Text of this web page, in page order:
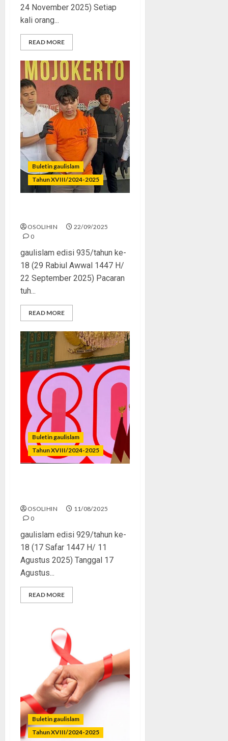
24 November 2025) Setiap
kali orang...
READ MORE
Buletin gaulislam
Tahun XVIII/2024-2025
OSOLIHIN
22/09/2025
0
gaulislam edisi 935/tahun ke-
18 (29 Rabiul Awwal 1447 H/
22 September 2025) Pacaran
tuh...
READ MORE
Buletin gaulislam
Tahun XVIII/2024-2025
OSOLIHIN
11/08/2025
0
gaulislam edisi 929/tahun ke-
18 (17 Safar 1447 H/ 11
Agustus 2025) Tanggal 17
Agustus...
READ MORE
Buletin gaulislam
Tahun XVIII/2024-2025